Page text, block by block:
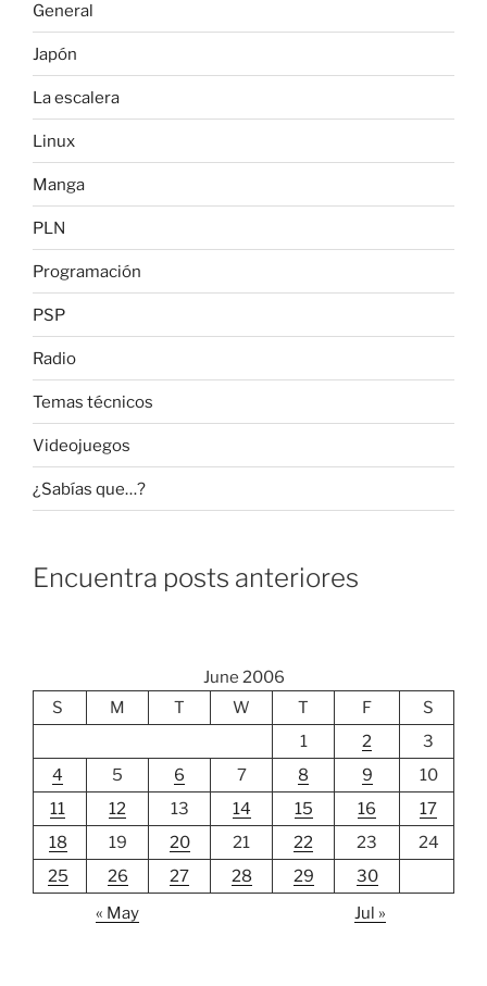
General
Japón
La escalera
Linux
Manga
PLN
Programación
PSP
Radio
Temas técnicos
Videojuegos
¿Sabías que…?
Encuentra posts anteriores
June 2006
S
M T W T F
S
1
2
3
4
5 6 7 8 9
10
11
12 13 14 15 16
17
18
19 20 21 22 23
24
25
26 27 28 29
30
« May
Jul »